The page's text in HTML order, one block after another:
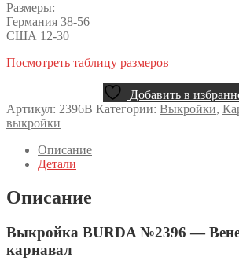
Размеры:
Германия 38-56
США 12-30
Посмотреть таблицу размеров
Добавить в
Артикул: 2396B Категории: Выкройки,
выкройки
Описание
Детали
Описание
Выкройка BURDA №2396 —
карнавал